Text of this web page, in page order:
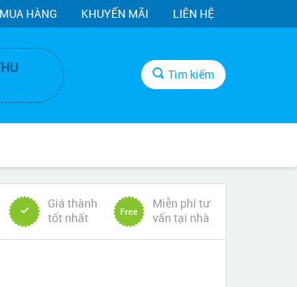
HÀNG KHUYẾN MÃI LIÊN HỆ
Tìm kiếm
Giá thành
tốt nhất
Free
Miễn phí tư
vấn tại nhà